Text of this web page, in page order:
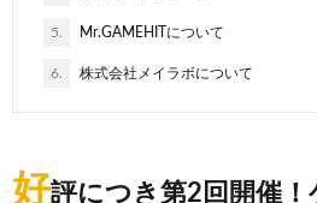
5. Mr.GAMEHITについて
6. 株式会社メイラボについて
好評につき第2回開催